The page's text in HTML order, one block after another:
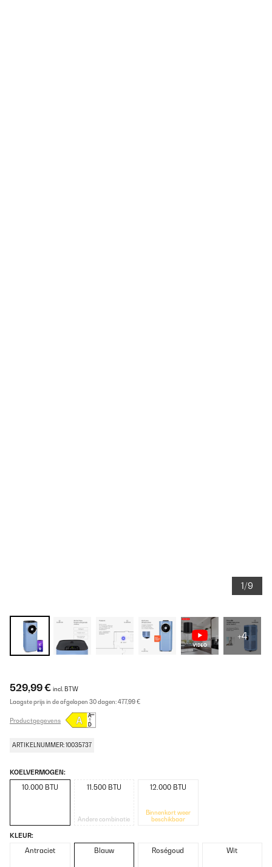
1/9
+4
529,99 € incl. BTW
Laagste prijs in de afgelopen 30 dagen:477,99 €
Productgegevens
ARTIKELNUMMER: 10035737
KOELVERMOGEN:
10.000 BTU 11.500 BTU
Andere combinatie
12.000 BTU
Binnenkort weer
beschikbaar
KLEUR:
Antraciet Blauw Roségoud Wit